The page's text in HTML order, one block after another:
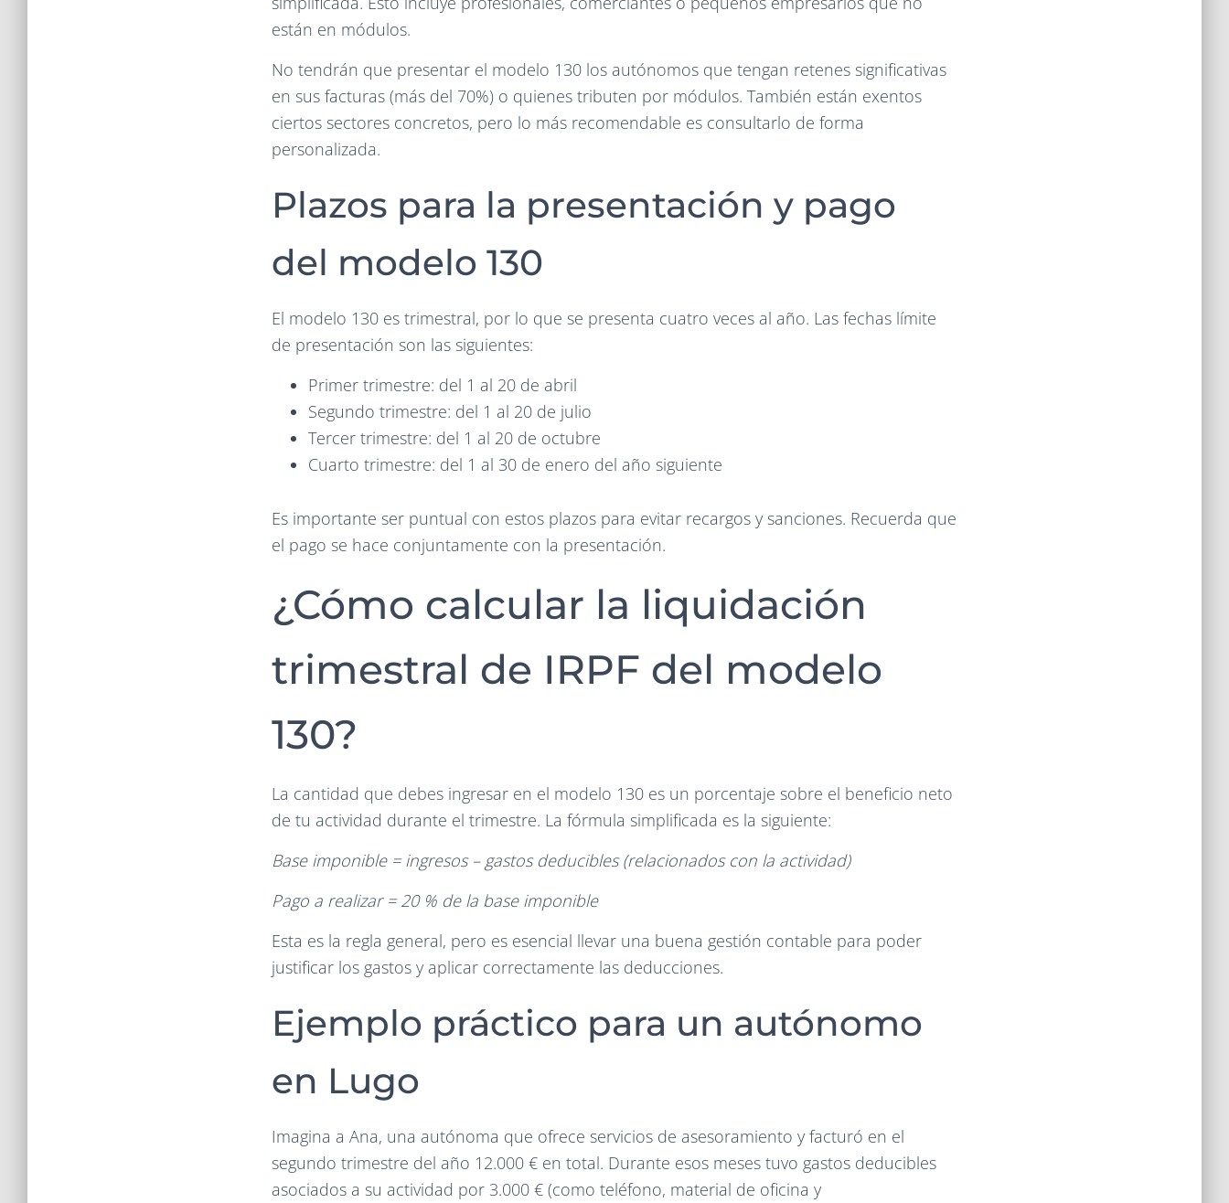
están en módulos.
No tendrán que presentar el modelo 130 los autónomos que tengan retenes significativas
en sus facturas (más del 70%) o quienes tributen por módulos. También están exentos
ciertos sectores concretos, pero lo más recomendable es consultarlo de forma
personalizada.
Plazos para la presentación y pago
del modelo 130
El modelo 130 es trimestral, por lo que se presenta cuatro veces al año. Las fechas límite
de presentación son las siguientes:
Primer trimestre: del 1 al 20 de abril
Segundo trimestre: del 1 al 20 de julio
Tercer trimestre: del 1 al 20 de octubre
Cuarto trimestre: del 1 al 30 de enero del año siguiente
Es importante ser puntual con estos plazos para evitar recargos y sanciones. Recuerda que
el pago se hace conjuntamente con la presentación.
¿Cómo calcular la liquidación
trimestral de IRPF del modelo
130?
La cantidad que debes ingresar en el modelo 130 es un porcentaje sobre el beneficio neto
de tu actividad durante el trimestre. La fórmula simplificada es la siguiente:
Base imponible = ingresos – gastos deducibles (relacionados con la actividad)
Pago a realizar = 20 % de la base imponible
Esta es la regla general, pero es esencial llevar una buena gestión contable para poder
justificar los gastos y aplicar correctamente las deducciones.
Ejemplo práctico para un autónomo
en Lugo
Imagina a Ana, una autónoma que ofrece servicios de asesoramiento y facturó en el
segundo trimestre del año 12.000 € en total. Durante esos meses tuvo gastos deducibles
asociados a su actividad por 3.000 € (como teléfono, material de oficina y